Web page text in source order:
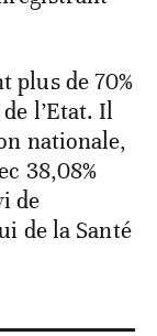
plus de 70%
l’Etat. Il
nationale,
38,08%
de
de la Santé